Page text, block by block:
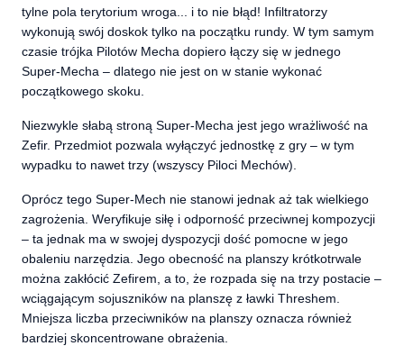
tylne pola terytorium wroga... i to nie błąd! Infiltratorzy
wykonują swój doskok tylko na początku rundy. W tym samym
czasie trójka Pilotów Mecha dopiero łączy się w jednego
Super-Mecha – dlatego nie jest on w stanie wykonać
początkowego skoku.
Niezwykle słabą stroną Super-Mecha jest jego wrażliwość na
Zefir. Przedmiot pozwala wyłączyć jednostkę z gry – w tym
wypadku to nawet trzy (wszyscy Piloci Mechów).
Oprócz tego Super-Mech nie stanowi jednak aż tak wielkiego
zagrożenia. Weryfikuje siłę i odporność przeciwnej kompozycji
– ta jednak ma w swojej dyspozycji dość pomocne w jego
obaleniu narzędzia. Jego obecność na planszy krótkotrwale
można zakłócić Zefirem, a to, że rozpada się na trzy postacie –
wciągającym sojuszników na planszę z ławki Threshem.
Mniejsza liczba przeciwników na planszy oznacza również
bardziej skoncentrowane obrażenia.